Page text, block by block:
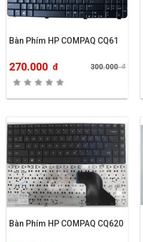
Bàn Phím HP COMPAQ CQ61
270.000 đ 300.000đ
Bàn Phím HP COMPAQ CQ620